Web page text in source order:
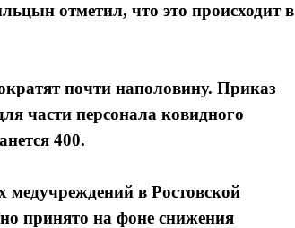
отметил, что это происходит в
почти наполовину. Приказ
части персонала ковидного
400.
в Ростовской
принято на фоне снижения